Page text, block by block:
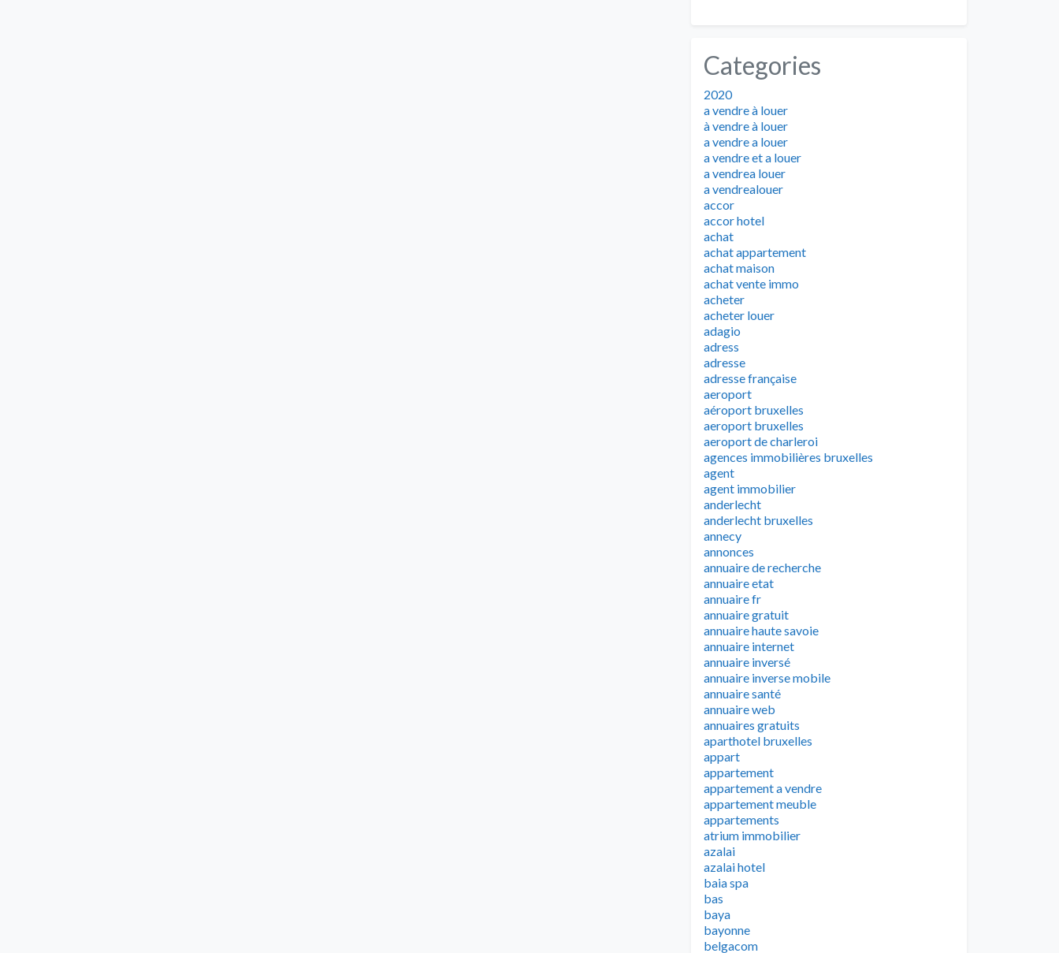
Categories
2020
a vendre à louer
à vendre à louer
a vendre a louer
a vendre et a louer
a vendrea louer
a vendrealouer
accor
accor hotel
achat
achat appartement
achat maison
achat vente immo
acheter
acheter louer
adagio
adress
adresse
adresse française
aeroport
aéroport bruxelles
aeroport bruxelles
aeroport de charleroi
agences immobilières bruxelles
agent
agent immobilier
anderlecht
anderlecht bruxelles
annecy
annonces
annuaire de recherche
annuaire etat
annuaire fr
annuaire gratuit
annuaire haute savoie
annuaire internet
annuaire inversé
annuaire inverse mobile
annuaire santé
annuaire web
annuaires gratuits
aparthotel bruxelles
appart
appartement
appartement a vendre
appartement meuble
appartements
atrium immobilier
azalai
azalai hotel
baia spa
bas
baya
bayonne
belgacom